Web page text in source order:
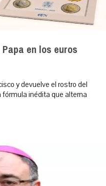
en los euros
y devuelve el rostro del
inédita que alterna